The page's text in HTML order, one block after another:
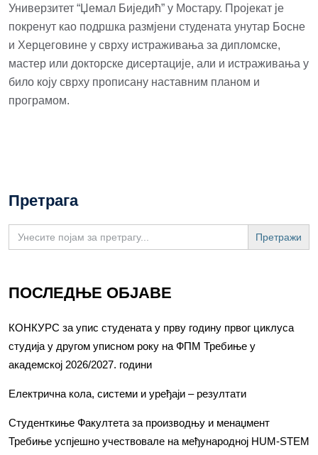
Универзитет “Џемал Биједић” у Мостару. Пројекат је
покренут као подршка размјени студената унутар Босне
и Херцеговине у сврху истраживања за дипломске,
мастер или докторске дисертације, али и истраживања у
било коју сврху прописану наставним планом и
програмом.
Претрага
Search
for:
ПОСЛЕДЊЕ ОБЈАВЕ
КОНКУРС за упис студената у прву годину првог циклуса
студија у другом уписном року на ФПМ Требиње у
академској 2026/2027. години
Електрична кола, системи и уређаји – резултати
Студенткиње Факултета за производњу и менаџмент
Требиње успјешно учествовале на међународној HUM-STEM